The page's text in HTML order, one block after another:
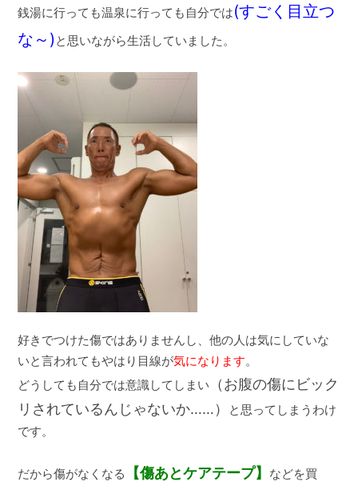
銭湯に行っても温泉に行っても自分では(すごく目立つ
な～) と思いながら生活していました。
好きでつけた傷ではありませんし、他の人は気にしていな
いと言われてもやはり目線が気になります。
どうしても自分では意識してしまい
（お腹の傷にビック
リされているんじゃないか……）
と思ってしまうわけ
です。
だから傷がなくなる 【傷あとケアテープ】
などを買